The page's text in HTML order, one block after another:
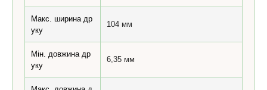
Макс. ширина др
уку
104 мм
Мін. довжина др
уку
6,35 мм